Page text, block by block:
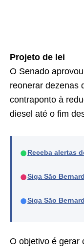
Projeto de lei
O Senado
reonerar dezenas
contraponto à
diesel até o fim
● Receba alertas
●Siga São
●Siga São
O objetivo é gerar